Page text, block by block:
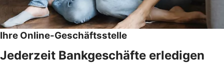
Ihre Online-Geschäftsstelle
Jederzeit Bankgeschäfte erledigen